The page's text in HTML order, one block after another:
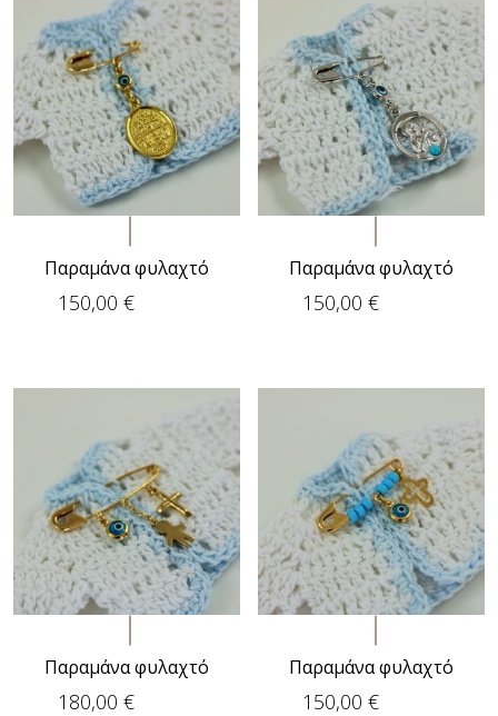
Παραμάνα φυλαχτό
150,00 €
Παραμάνα φυλαχτό
150,00€
Παραμάνα φυλαχτό
180,00 €
Παραμάνα φυλαχτό
150,00€